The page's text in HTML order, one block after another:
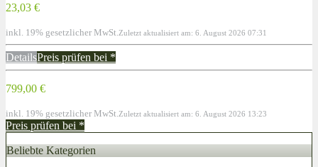
23,03 €
inkl. 19% gesetzlicher MwSt. Zuletzt aktualisiert am: 6. August 2026 07:31
DetailsPreis prüfen bei *
799,00 €
inkl. 19% gesetzlicher MwSt. Zuletzt aktualisiert am: 6. August 2026 13:23
Preis prüfen bei *
Beliebte Kategorien